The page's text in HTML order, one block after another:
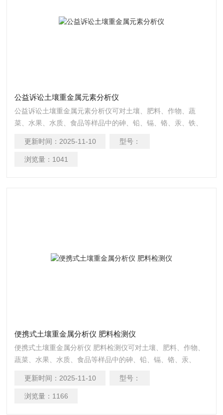
公益诉讼土壤重金属元素分析仪
公益诉讼土壤重金属元素分析仪可对土壤、肥料、作物、蔬
菜、水果、水质、食品等样品中的砷、铅、镉、铬、汞、铁、
更新时间： 2025-11-10 型号：
浏览量： 1041
便携式土壤重金属分析仪 肥料检测仪
便携式土壤重金属分析仪 肥料检测仪可对土壤、肥料、作物、
蔬菜、水果、水质、食品等样品中的砷、铅、镉、铬、汞、
更新时间： 2025-11-10 型号：
浏览量： 1166